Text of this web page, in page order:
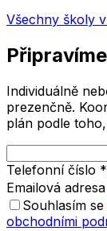
Všechny školy
Individuálně
prezenčně.
plán podle
Telefonní číslo *
Emailová adresa
Souhlasím se
obchodními